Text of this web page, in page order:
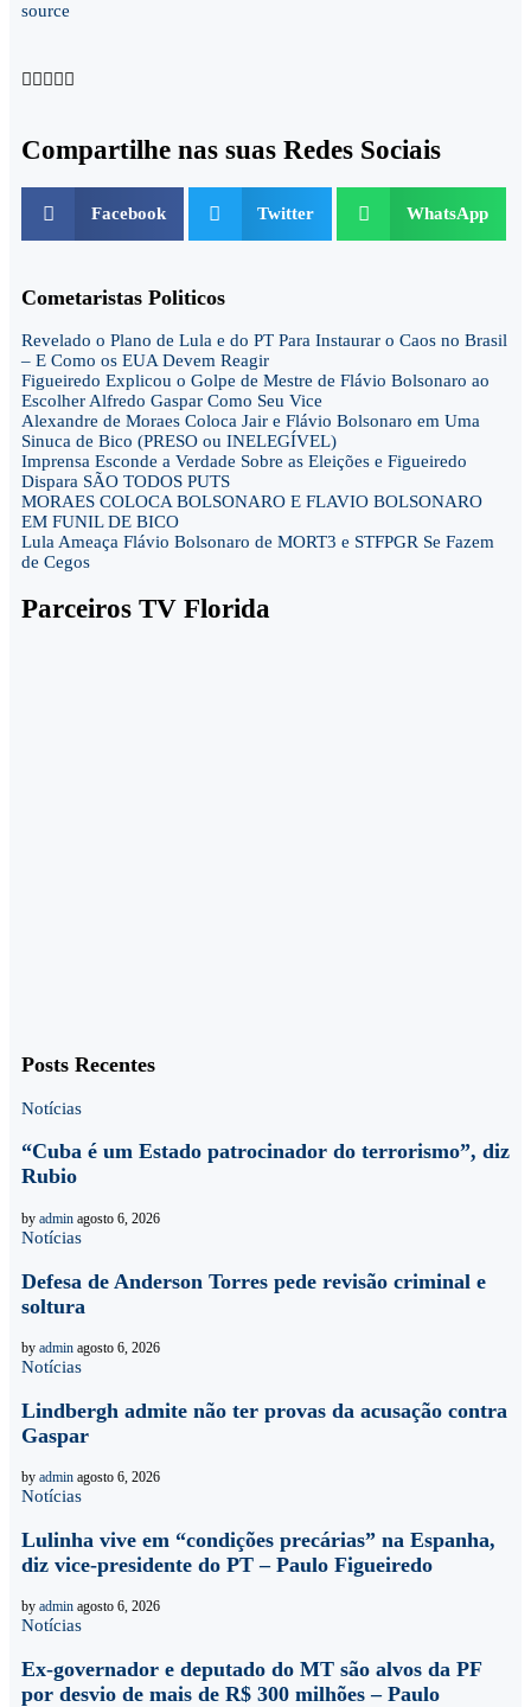
source
    
Compartilhe nas suas Redes Sociais
Facebook Twitter WhatsApp
Cometaristas Politicos
Revelado o Plano de Lula e do PT Para Instaurar o Caos no Brasil
– E Como os EUA Devem Reagir
Figueiredo Explicou o Golpe de Mestre de Flávio Bolsonaro ao
Escolher Alfredo Gaspar Como Seu Vice
Alexandre de Moraes Coloca Jair e Flávio Bolsonaro em Uma
Sinuca de Bico (PRESO ou INELEGÍVEL)
Imprensa Esconde a Verdade Sobre as Eleições e Figueiredo
Dispara SÃO TODOS PUTS
MORAES COLOCA BOLSONARO E FLAVIO BOLSONARO
EM FUNIL DE BICO
Lula Ameaça Flávio Bolsonaro de MORT3 e STFPGR Se Fazem
de Cegos
Parceiros TV Florida
Posts Recentes
Notícias
“Cuba é um Estado patrocinador do terrorismo”, diz
Rubio
by admin agosto 6, 2026
Notícias
Defesa de Anderson Torres pede revisão criminal e
soltura
by admin agosto 6, 2026
Notícias
Lindbergh admite não ter provas da acusação contra
Gaspar
by admin agosto 6, 2026
Notícias
Lulinha vive em “condições precárias” na Espanha,
diz vice-presidente do PT – Paulo Figueiredo
by admin agosto 6, 2026
Notícias
Ex-governador e deputado do MT são alvos da PF
por desvio de mais de R$ 300 milhões – Paulo